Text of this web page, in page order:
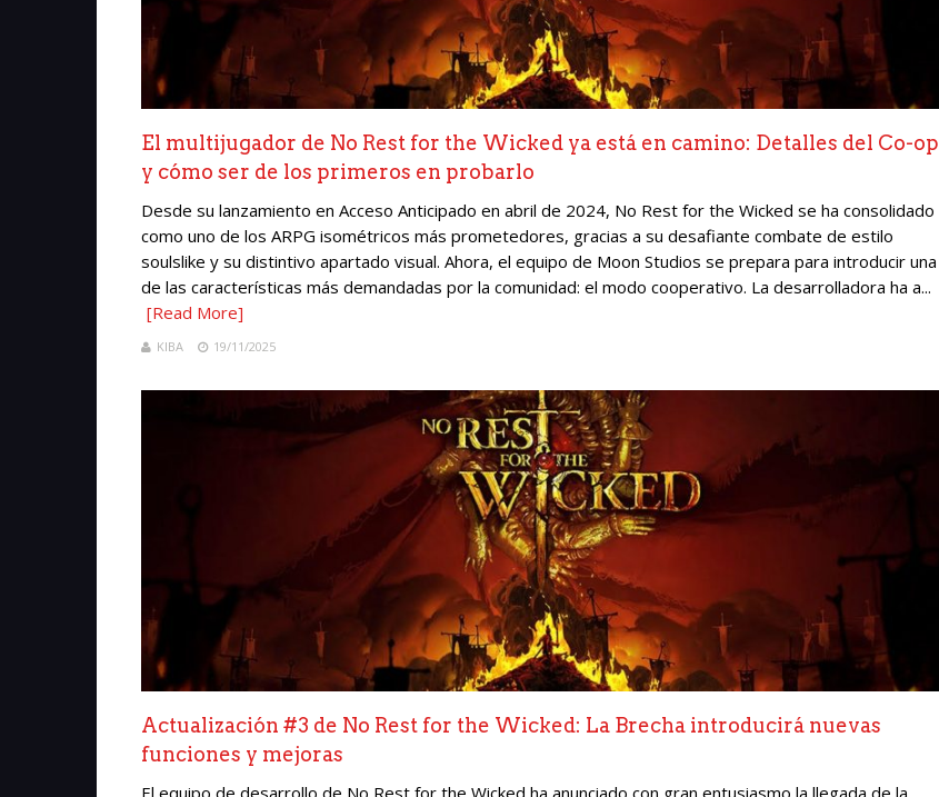
El multijugador de No Rest for the Wicked ya está en camino: Detalles del Co-op
y cómo ser de los primeros en probarlo
Desde su lanzamiento en Acceso Anticipado en abril de 2024, No Rest for the Wicked se ha consolidado
como uno de los ARPG isométricos más prometedores, gracias a su desafiante combate de estilo
soulslike y su distintivo apartado visual. Ahora, el equipo de Moon Studios se prepara para introducir una
de las características más demandadas por la comunidad: el modo cooperativo. La desarrolladora ha a...
[Read More]
KIBA 19/11/2025
Actualización #3 de No Rest for the Wicked: La Brecha introducirá nuevas
funciones y mejoras
El equipo de desarrollo de No Rest for the Wicked ha anunciado con gran entusiasmo la llegada de la